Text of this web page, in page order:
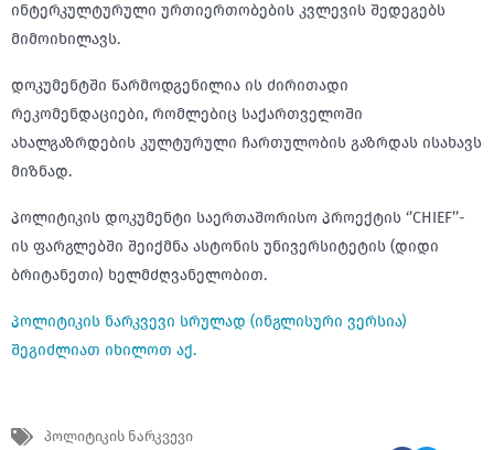
ინტერკულტურული ურთიერთობების კვლევის შედეგებს
მიმოიხილავს.
დოკუმენტში წარმოდგენილია ის ძირითადი
რეკომენდაციები, რომლებიც საქართველოში
ახალგაზრდების კულტურული ჩართულობის გაზრდას ისახავს
მიზნად.
პოლიტიკის დოკუმენტი საერთაშორისო პროექტის ‘’CHIEF’’-
ის ფარგლებში შეიქმნა ასტონის უნივერსიტეტის (დიდი
ბრიტანეთი) ხელმძღვანელობით.
პოლიტიკის ნარკვევი სრულად (ინგლისური ვერსია)
შეგიძლიათ იხილოთ აქ.
პოლიტიკის ნარკვევი